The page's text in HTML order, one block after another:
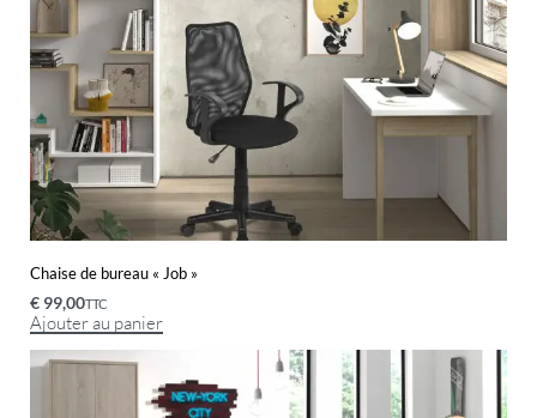
Chaise de bureau « Job »
€ 99,00TTC
Ajouter au panier